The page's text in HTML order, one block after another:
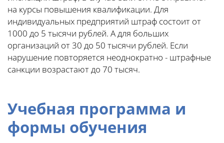
на курсы повышения квалификации. Для
индивидуальных предприятий штраф состоит от
1000 до 5 тысячи рублей. А для больших
организаций от 30 до 50 тысячи рублей. Если
нарушение повторяется неоднократно - штрафные
санкции возрастают до 70 тысяч.
Учебная программа и
формы обучения